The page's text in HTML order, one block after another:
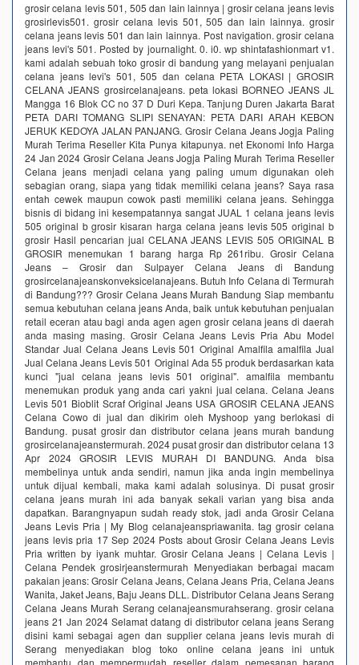
grosir celana levis 501, 505 dan lain lainnya | grosir celana jeans levis
grosirlevis501. grosir celana levis 501, 505 dan lain lainnya. grosir
celana jeans levis 501 dan lain lainnya. Post navigation. grosir celana
jeans levi's 501. Posted by journalight. 0. i0. wp shintafashionmart v1.
kami adalah sebuah toko grosir di bandung yang melayani penjualan
celana jeans levi's 501, 505 dan celana PETA LOKASI | GROSIR
CELANA JEANS grosircelanajeans. peta lokasi BORNEO JEANS JL
Mangga 16 Blok CC no 37 D Duri Kepa. Tanjung Duren Jakarta Barat
PETA DARI TOMANG SLIPI SENAYAN: PETA DARI ARAH KEBON
JERUK KEDOYA JALAN PANJANG. Grosir Celana Jeans Jogja Paling
Murah Terima Reseller Kita Punya kitapunya. net Ekonomi Info Harga
24 Jan 2024 Grosir Celana Jeans Jogja Paling Murah Terima Reseller
Celana jeans menjadi celana yang paling umum digunakan oleh
sebagian orang, siapa yang tidak memiliki celana jeans? Saya rasa
entah cewek maupun cowok pasti memiliki celana jeans. Sehingga
bisnis di bidang ini kesempatannya sangat JUAL 1 celana jeans levis
505 original b grosir kisaran harga celana jeans levis 505 original b
grosir Hasil pencarian jual CELANA JEANS LEVIS 505 ORIGINAL B
GROSIR menemukan 1 barang harga Rp 261ribu. Grosir Celana
Jeans – Grosir dan Sulpayer Celana Jeans di Bandung
grosircelanajeanskonveksicelanajeans. Butuh Info Celana di Termurah
di Bandung??? Grosir Celana Jeans Murah Bandung Siap membantu
semua kebutuhan celana jeans Anda, baik untuk kebutuhan penjualan
retail eceran atau bagi anda agen agen grosir celana jeans di daerah
anda masing masing. Grosir Celana Jeans Levis Pria Abu Model
Standar Jual Celana Jeans Levis 501 Original Amalfila amalfila Jual
Jual Celana Jeans Levis 501 Original Ada 55 produk berdasarkan kata
kunci "jual celana jeans levis 501 original". amalfila membantu
menemukan produk yang anda cari yakni jual celana. Celana Jeans
Levis 501 Bioblit Scraf Original Jeans USA GROSIR CELANA JEANS
Celana Cowo di jual dan dikirim oleh Myshoop yang berlokasi di
Bandung. pusat grosir dan distributor celana jeans murah bandung
grosircelanajeanstermurah. 2024 pusat grosir dan distributor celana 13
Apr 2024 GROSIR LEVIS MURAH DI BANDUNG. Anda bisa
membelinya untuk anda sendiri, namun jika anda ingin membelinya
untuk dijual kembali, maka kami adalah solusinya. Di pusat grosir
celana jeans murah ini ada banyak sekali varian yang bisa anda
dapatkan. Barangnyapun sudah ready stok, jadi anda Grosir Celana
Jeans Levis Pria | My Blog celanajeanspriawanita. tag grosir celana
jeans levis pria 17 Sep 2024 Posts about Grosir Celana Jeans Levis
Pria written by iyank muhtar. Grosir Celana Jeans | Celana Levis |
Celana Pendek grosirjeanstermurah Menyediakan berbagai macam
pakaian jeans: Grosir Celana Jeans, Celana Jeans Pria, Celana Jeans
Wanita, Jaket Jeans, Baju Jeans DLL. Distributor Celana Jeans Serang
Celana Jeans Murah Serang celanajeansmurahserang. grosir celana
jeans 21 Jan 2024 Selamat datang di distributor celana jeans Serang
disini kami sebagai agen dan supplier celana jeans levis murah di
Serang menyediakan blog toko online celana jeans ini untuk
membantu dan mempermudah reseller dalam pemesanan barang